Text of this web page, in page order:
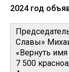
2024 год
Славы»
«Вернуть
7 500